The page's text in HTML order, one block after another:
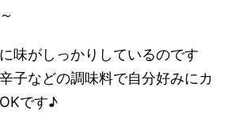
味がしっかりしているのです
子などの調味料で自分好みにカ
です♪